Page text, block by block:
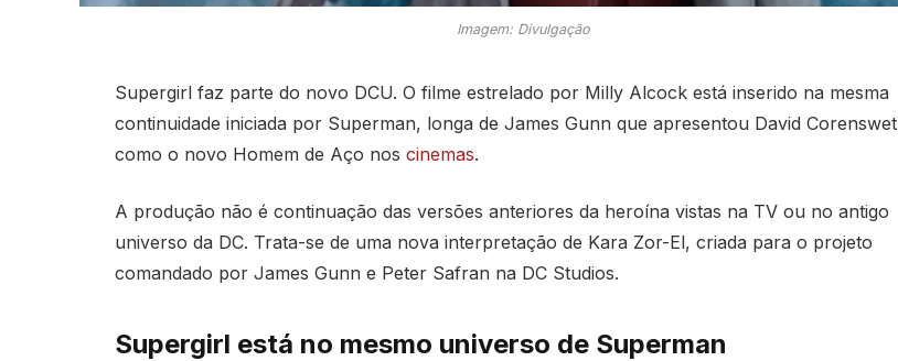
Imagem: Divulgação
Supergirl faz parte do novo DCU. O filme estrelado por Milly Alcock está inserido na mesma
continuidade iniciada por Superman, longa de James Gunn que apresentou David Corenswet
como o novo Homem de Aço nos cinemas.
A produção não é continuação das versões anteriores da heroína vistas na TV ou no antigo
universo da DC. Trata-se de uma nova interpretação de Kara Zor-El, criada para o projeto
comandado por James Gunn e Peter Safran na DC Studios.
Supergirl está no mesmo universo de Superman